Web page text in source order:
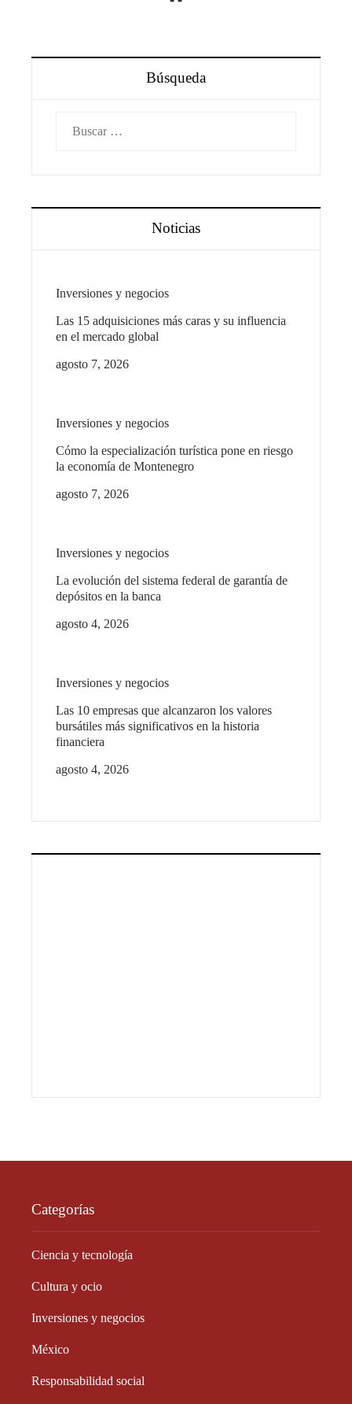
Búsqueda
Noticias
Inversiones y negocios
Las 15 adquisiciones más caras y su influencia
en el mercado global
agosto 7, 2026
Inversiones y negocios
Cómo la especialización turística pone en riesgo
la economía de Montenegro
agosto 7, 2026
Inversiones y negocios
La evolución del sistema federal de garantía de
depósitos en la banca
agosto 4, 2026
Inversiones y negocios
Las 10 empresas que alcanzaron los valores
bursátiles más significativos en la historia
financiera
agosto 4, 2026
Categorías
Ciencia y tecnología
Cultura y ocio
Inversiones y negocios
México
Responsabilidad social